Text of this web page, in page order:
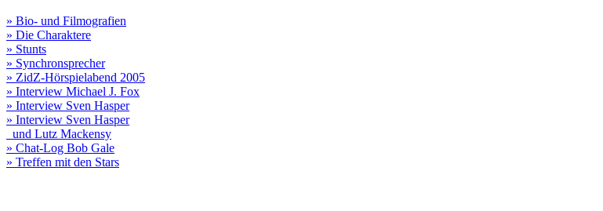
» Bio- und Filmografien
» Die Charaktere
» Stunts
» Synchronsprecher
» ZidZ-Hörspielabend 2005
» Interview Michael J. Fox
» Interview Sven Hasper
» Interview Sven Hasper
und Lutz Mackensy
» Chat-Log Bob Gale
» Treffen mit den Stars